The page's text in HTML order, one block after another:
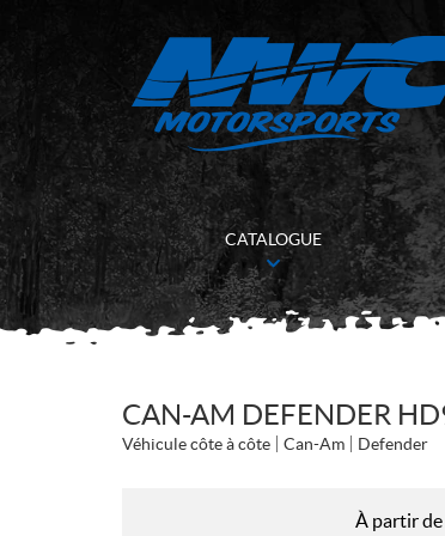
CATALOGUE
CAN-AM DEFENDER
Véhicule côte à côte Can-Am Defender
À partir de